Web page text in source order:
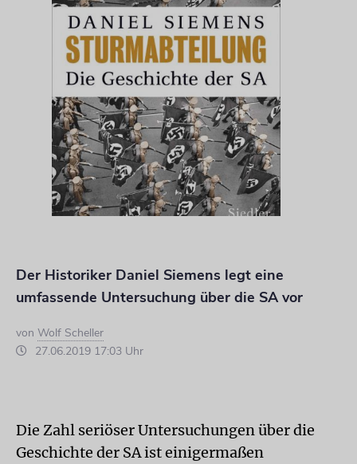
Der Historiker Daniel Siemens legt eine
umfassende Untersuchung über die SA vor
von Wolf Scheller
27.06.2019 17:03 Uhr
Die Zahl seriöser Untersuchungen über die
Geschichte der SA ist einigermaßen